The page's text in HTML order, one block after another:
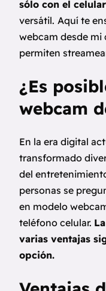
sólo con el
versátil. Aquí te
webcam desde mi
permiten
¿Es
webcam
En la era digital
transformado
del
personas se
en modelo
teléfono celular.
varias ventajas
opción.